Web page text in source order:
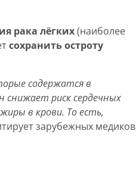
рака лёгких(наиболее
сохранить остроту
содержатся в
снижает риск сердечных
в крови. То есть,
зарубежных медиков